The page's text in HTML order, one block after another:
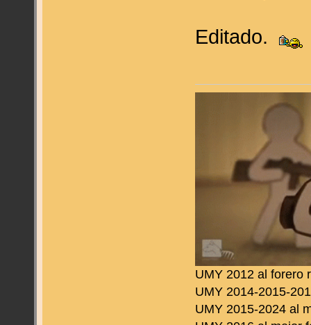
Editado.
UMY 2012 al forero
UMY 2014-2015-
UMY 2015-2024 al